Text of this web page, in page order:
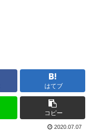
はてブ
コピー
2020.07.07